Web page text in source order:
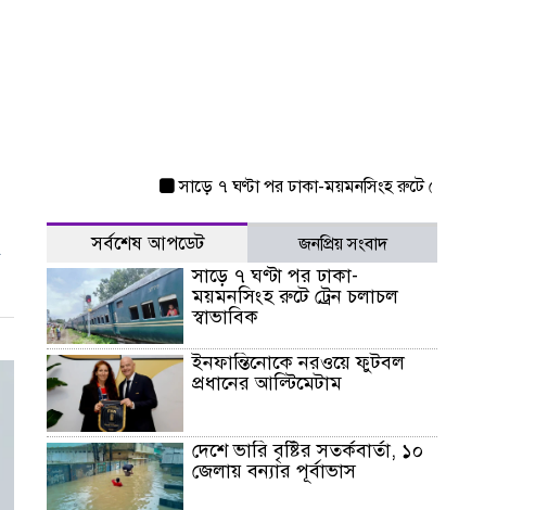
সাড়ে ৭ ঘণ্টা পর ঢাকা-ময়মনসিংহ রুটে ট্রেন চলাচল স্বাভাবিক
সর্বশেষ আপডেট জনপ্রিয় সংবাদ
সাড়ে ৭ ঘণ্টা পর ঢাকা-
ময়মনসিংহ রুটে ট্রেন চলাচল
স্বাভাবিক
ইনফান্তিনোকে নরওয়ে ফুটবল
প্রধানের আল্টিমেটাম
দেশে ভারি বৃষ্টির সতর্কবার্তা, ১০
জেলায় বন্যার পূর্বাভাস